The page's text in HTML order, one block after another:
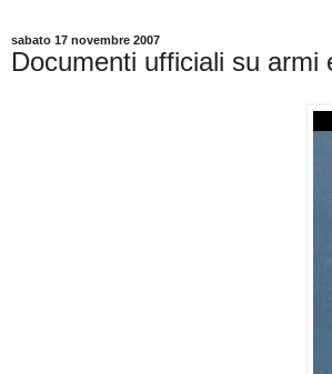
sabato 17 novembre 2007
Documenti ufficiali su armi